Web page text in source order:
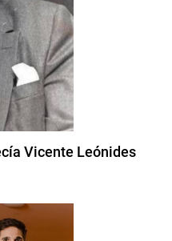
Vicente Leónides